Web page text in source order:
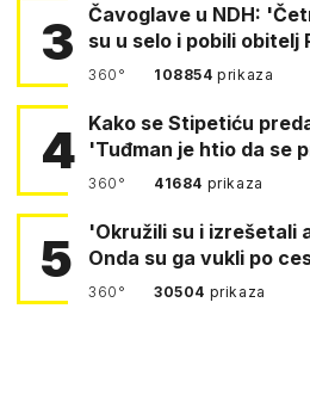
3
Čavoglave u NDH:
su u selo i pobili obitelj
360° 108854prikaza
4 Kako se Stipetiću
'Tuđman je htio da se
360° 41684 prikaza
5
'Okružili su i izrešetali
Onda su ga vukli po
360° 30504 prikaza